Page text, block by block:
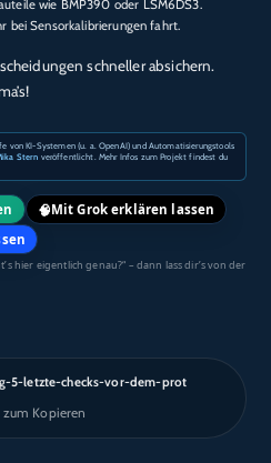
wie BMP390 oder LSM6DS3.
bei Sensorkalibrierungen fahrt.
schneller absichern.
KI-Systemen (u. a. OpenAI) und Automatisierungstools
Stern veröffentlicht. Mehr Infos zum Projekt findest du
🧠Mit Grok erklären lassen
hier eigentlich genau?“ – dann lass dir’s von der
5-letzte-checks-vor-dem-prot
zum Kopieren